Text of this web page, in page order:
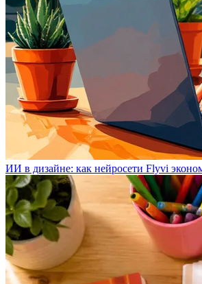
ИИ в дизайне: как нейросети Flyvi